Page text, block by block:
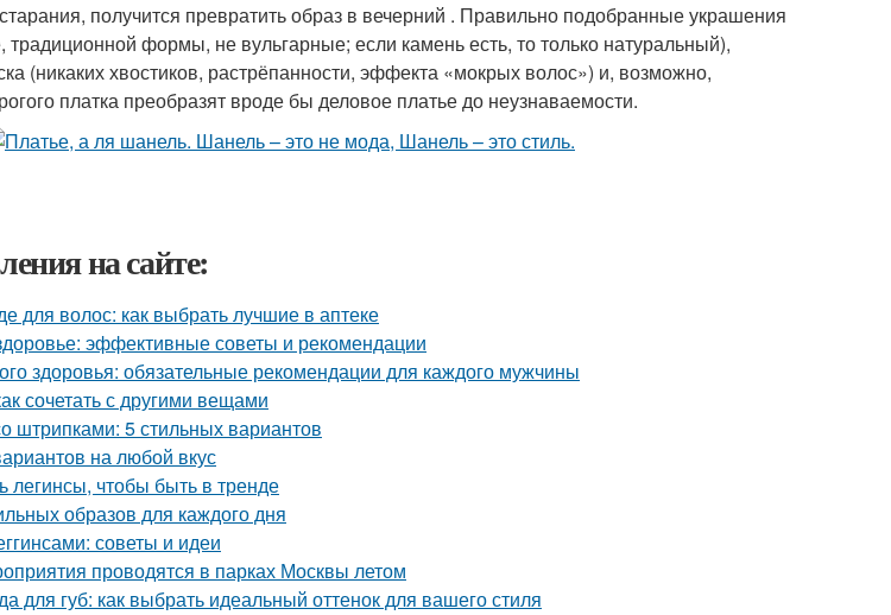
получится превратить образ в вечерний . Правильно подобранные украшения
формы, не вульгарные; если камень есть, то только натуральный),
(никаких хвостиков, растрёпанности, эффекта «мокрых волос») и, возможно,
платка преобразят вроде бы деловое платье до неузнаваемости.
на сайте:
для волос: как выбрать лучшие в аптеке
эффективные советы и рекомендации
здоровья: обязательные рекомендации для каждого мужчины
сочетать с другими вещами
штрипками: 5 стильных вариантов
на любой вкус
легинсы, чтобы быть в тренде
образов для каждого дня
советы и идеи
проводятся в парках Москвы летом
для губ: как выбрать идеальный оттенок для вашего стиля